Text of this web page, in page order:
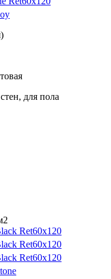
для пола